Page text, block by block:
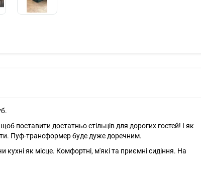
поставити достатньо стільців для дорогих гостей! І як
Пуф-трансформер буде дуже доречним.
кухні як місце. Комфортні, м'які та приємні сидіння. На